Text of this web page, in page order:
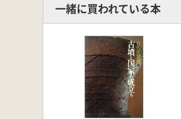
一緒に買われている本